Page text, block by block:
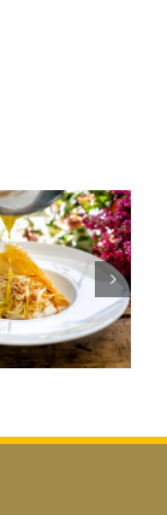
Errores a evitar
al elegir el
catering para
tu evento
corporativo de
empresa